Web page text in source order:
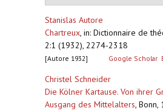
Stanislas Autore
Chartreux, in: Dictionnaire de
2:1 (1932), 2274-2318
[Autore 1932] Google Scholar
Christel Schneider
Die Kölner Kartause. Von ihrer
Ausgang des Mittelalters, Bonn,